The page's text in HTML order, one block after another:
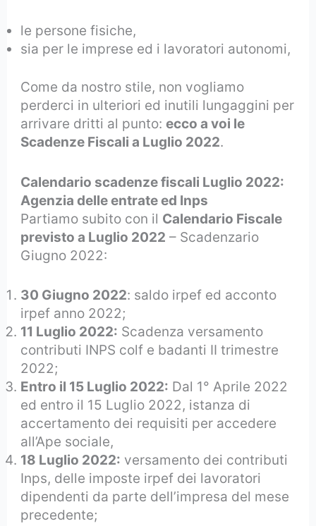
le persone fisiche,
sia per le imprese ed i lavoratori autonomi,
Come da nostro stile, non vogliamo
perderci in ulteriori ed inutili lungaggini per
arrivare dritti al punto:ecco a voi le
Scadenze Fiscali a Luglio 2022.
Calendario scadenze fiscali Luglio 2022:
Agenzia delle entrate ed Inps
Partiamo subito con il Calendario Fiscale
previsto a Luglio 2022 – Scadenzario
Giugno 2022:
30 Giugno 2022: saldo irpef ed acconto
irpef anno 2022;
11 Luglio 2022: Scadenza versamento
contributi INPS colf e badanti II trimestre
2022;
Entro il 15 Luglio 2022: Dal 1° Aprile 2022
ed entro il 15 Luglio 2022, istanza di
accertamento dei requisiti per accedere
all’Ape sociale,
18 Luglio 2022: versamento dei contributi
Inps, delle imposte irpef dei lavoratori
dipendenti da parte dell’impresa del mese
precedente;